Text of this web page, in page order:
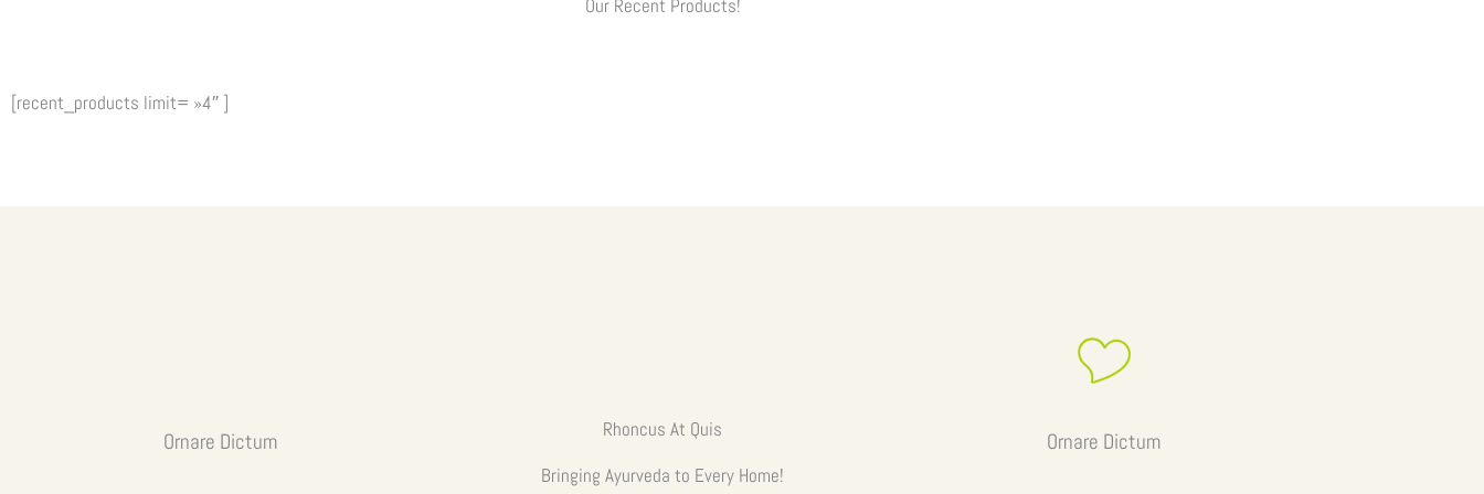
Our Recent Products!
[recent_products limit= »4″ ]
Ornare Dictum
Rhoncus At Quis
Bringing Ayurveda to Every Home!
Ornare Dictum